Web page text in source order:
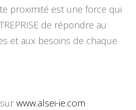
proximité est une force qui
de répondre au
et aux besoins de chaque
www.alsei-ie.com